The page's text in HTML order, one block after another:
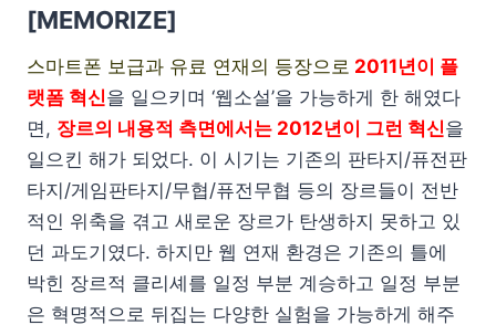
[MEMORIZE]
스마트폰 보급과 유료 연재의 등장으로 2011년이 플
랫폼 혁신을 일으키며 ‘웹소설’을 가능하게 한 해였다
면, 장르의 내용적 측면에서는 2012년이 그런 혁신을
일으킨 해가 되었다. 이 시기는 기존의 판타지/퓨전판
타지/게임판타지/무협/퓨전무협 등의 장르들이 전반
적인 위축을 겪고 새로운 장르가 탄생하지 못하고 있
던 과도기였다. 하지만 웹 연재 환경은 기존의 틀에
박힌 장르적 클리셰를 일정 부분 계승하고 일정 부분
은 혁명적으로 뒤집는 다양한 실험을 가능하게 해주